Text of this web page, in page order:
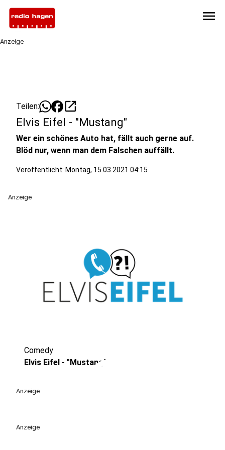
menu
Anzeige
Teilen: open_in_new
Elvis Eifel - "Mustang"
Wer ein schönes Auto hat, fällt auch gerne auf.
Blöd nur, wenn man dem Falschen auffällt.
Veröffentlicht: Montag, 15.03.2021 04:15
Anzeige
play_circle
Comedy
Elvis Eifel - "Mustang"
Anzeige
Anzeige